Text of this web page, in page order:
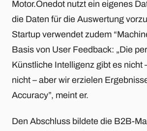
Motor.Onedot nutzt ein eigenes
die Daten für die Auswertung
Startup verwendet zudem
Basis von User Feedback: „Die
Künstliche Intelligenz gibt es nicht
nicht – aber wir erzielen
Accuracy”, meint er.
Den Abschluss bildete die B2B-